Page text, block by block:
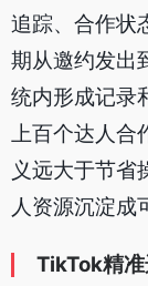
追踪、合作状
期从邀约发出
统内形成记录
上百个达人合
义远大于节
人资源沉淀成
TikTok精